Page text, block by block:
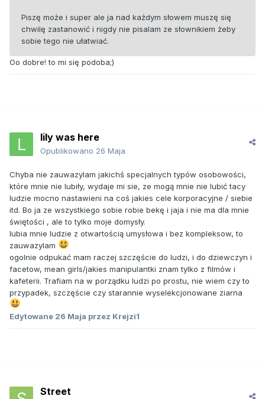
Piszę może i super ale ja nad każdym słowem muszę się
chwilę zastanowić i nigdy nie pisalam ze słownikiem żeby
sobie tego nie ułatwiać.
Oo dobre! to mi się podoba;)
lily was here
Opublikowano 26 Maja
Chyba nie zauwazylam jakichś specjalnych typów osobowości,
które mnie nie lubiły, wydaje mi sie, ze mogą mnie nie lubić tacy
ludzie mocno nastawieni na coś jakies cele korporacyjne / siebie
itd. Bo ja ze wszystkiego sobie robie bekę i jaja i nie ma dla mnie
świętości , ale to tylko moje domysły.
lubia mnie ludzie z otwartością umysłowa i bez kompleksow, to
zauwazylam
ogolnie odpukać mam raczej szczęście do ludzi, i do dziewczyn i
facetow, mean girls/jakies manipulantki znam tylko z filmów i
kafeterii. Trafiam na w porządku ludzi po prostu, nie wiem czy to
przypadek, szczęście czy starannie wyselekcjonowane ziarna
Edytowane 26 Maja przez Krejzi1
Street